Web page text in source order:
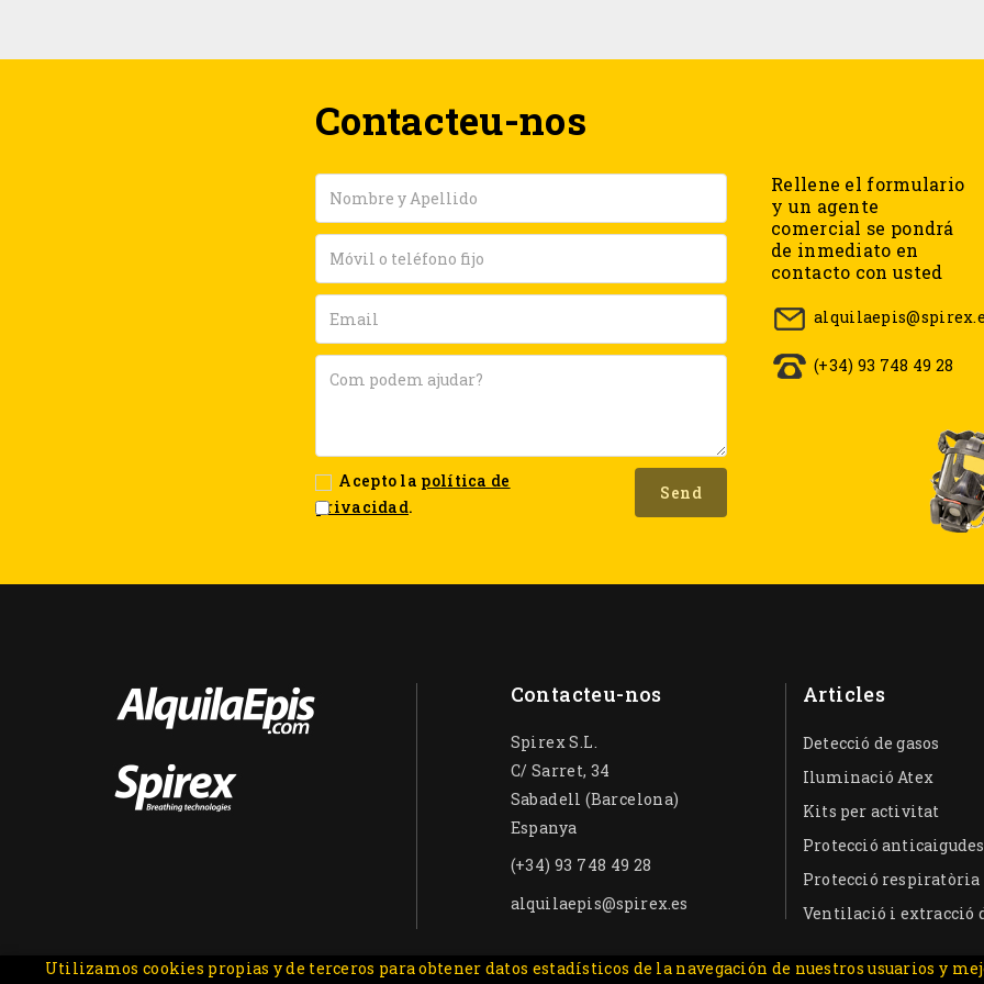
Contacteu-nos
Acepto la política de
privacidad.
Rellene el formulario
y un agente
comercial se pondrá
de inmediato en
contacto con usted
(+34) 93 748 49 28
Utilizamos cookies propias y de terceros para obtener datos estadísticos de la navegación de nuestros usuarios y
Contacteu-nos
Spirex S.L.
C/ Sarret, 34
Sabadell (Barcelona)
Espanya
(+34) 93 748 49 28
alquilaepis@spirex.es
Articles
Detecció de gasos
Iluminació Atex
Kits per activitat
Protecció anticaigudes
Protecció respiratòria
Ventilació i extracció